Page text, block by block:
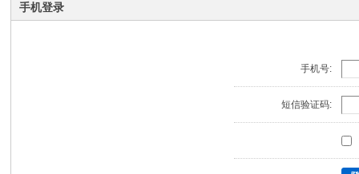
手机登录
手机号:
短信验证码: